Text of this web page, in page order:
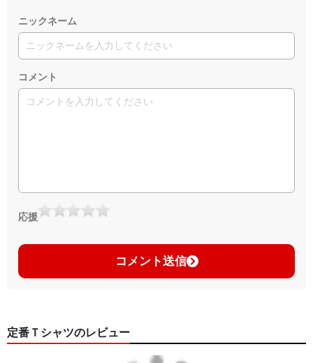
ニックネーム
コメント
応援
コメント送信
定番Ｔシャツのレビュー